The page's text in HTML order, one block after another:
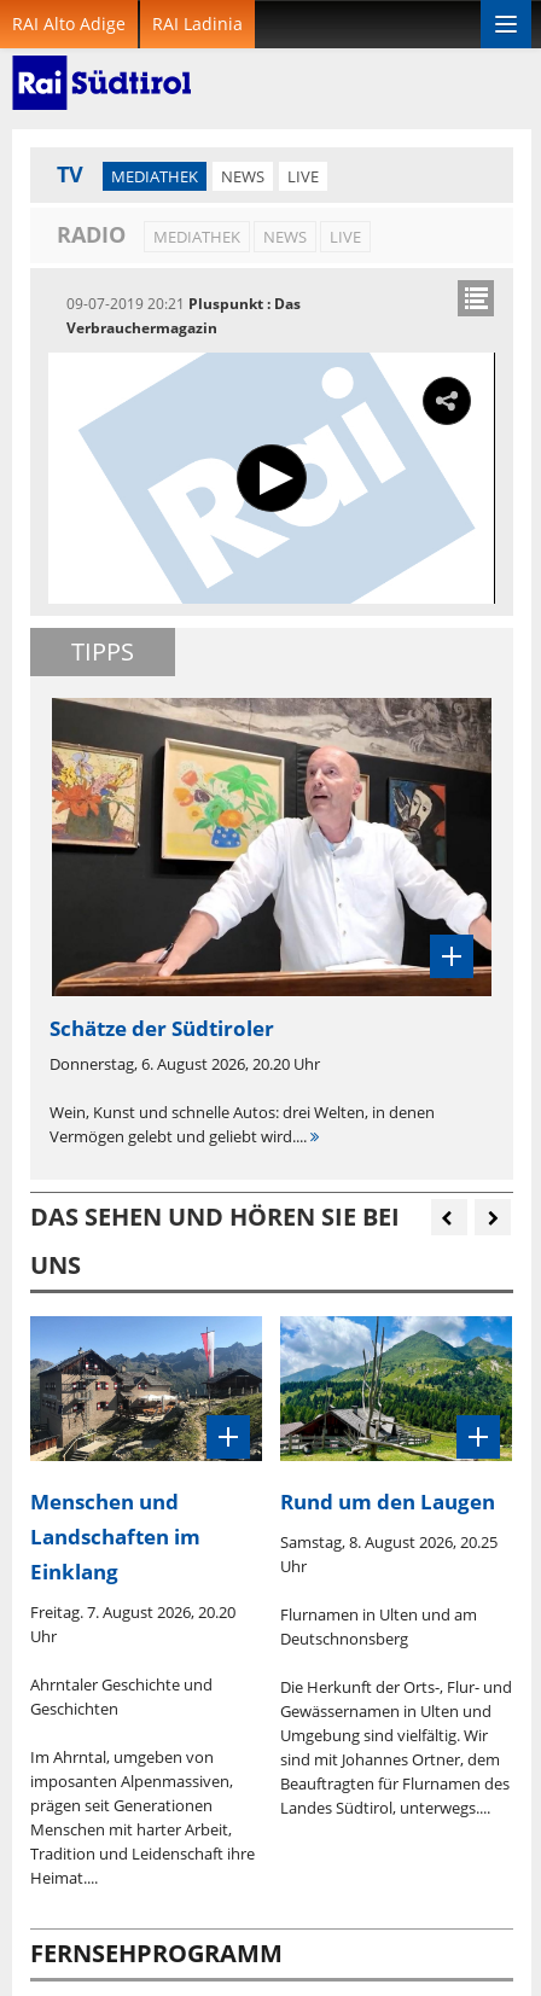
RAI Alto Adige RAI Ladinia
TV MEDIATHEK NEWS LIVE
RADIO MEDIATHEK NEWS LIVE
09-07-2019 20:21 Pluspunkt : Das
Verbrauchermagazin
TIPPS
Schätze der Südtiroler
Donnerstag, 6. August 2026, 20.20 Uhr
Wein, Kunst und schnelle Autos: drei Welten, in denen
Vermögen gelebt und geliebt wird....
DAS SEHEN UND HÖREN SIE BEI
UNS
Menschen und
Landschaften im
Einklang
Freitag. 7. August 2026, 20.20
Uhr
Ahrntaler Geschichte und
Geschichten
Im Ahrntal, umgeben von
imposanten Alpenmassiven,
prägen seit Generationen
Menschen mit harter Arbeit,
Tradition und Leidenschaft ihre
Heimat....
Rund um den Laugen
Samstag, 8. August 2026, 20.25
Uhr
Flurnamen in Ulten und am
Deutschnonsberg
Die Herkunft der Orts-, Flur- und
Gewässernamen in Ulten und
Umgebung sind vielfältig. Wir
sind mit Johannes Ortner, dem
Beauftragten für Flurnamen des
Landes Südtirol, unterwegs....
FERNSEHPROGRAMM